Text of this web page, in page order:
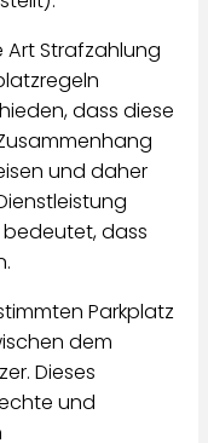
Art Strafzahlung
dass diese
und daher
dass
Parkplatz
dem
Dieses
und